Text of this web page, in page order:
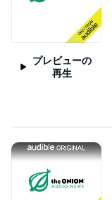
プレビューの
再生